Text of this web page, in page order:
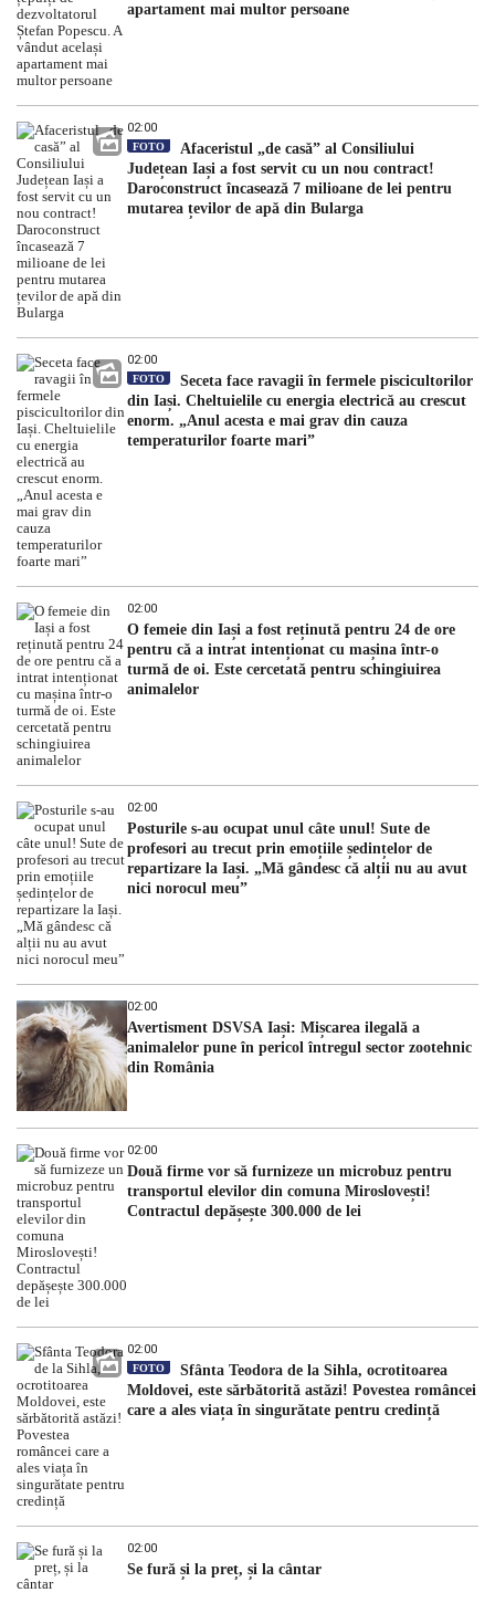
apartament mai multor persoane
02:00
FOTO
Afaceristul „de casă” al Consiliului
Județean Iași a fost servit cu un nou contract!
Daroconstruct încasează 7 milioane de lei pentru
mutarea țevilor de apă din Bularga
02:00
FOTO
Seceta face ravagii în fermele piscicultorilor
din Iași. Cheltuielile cu energia electrică au crescut
enorm. „Anul acesta e mai grav din cauza
temperaturilor foarte mari”
02:00
O femeie din Iași a fost reținută pentru 24 de ore
pentru că a intrat intenționat cu mașina într-o
turmă de oi. Este cercetată pentru schingiuirea
animalelor
02:00
Posturile s-au ocupat unul câte unul! Sute de
profesori au trecut prin emoțiile ședințelor de
repartizare la Iași. „Mă gândesc că alții nu au avut
nici norocul meu”
02:00
Avertisment DSVSA Iași: Mișcarea ilegală a
animalelor pune în pericol întregul sector zootehnic
din România
02:00
Două firme vor să furnizeze un microbuz pentru
transportul elevilor din comuna Miroslovești!
Contractul depășește 300.000 de lei
02:00
FOTO
Sfânta Teodora de la Sihla, ocrotitoarea
Moldovei, este sărbătorită astăzi! Povestea româncei
care a ales viața în singurătate pentru credință
02:00
Se fură și la preț, și la cântar